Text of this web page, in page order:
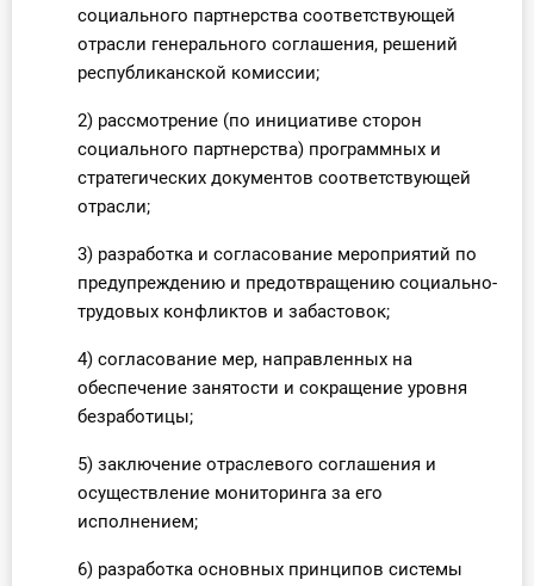
социального партнерства соответствующей
отрасли генерального соглашения, решений
республиканской комиссии;
2) рассмотрение (по инициативе сторон
социального партнерства) программных и
стратегических документов соответствующей
отрасли;
3) разработка и согласование мероприятий по
предупреждению и предотвращению социально-
трудовых конфликтов и забастовок;
4) согласование мер, направленных на
обеспечение занятости и сокращение уровня
безработицы;
5) заключение отраслевого соглашения и
осуществление мониторинга за его
исполнением;
6) разработка основных принципов системы